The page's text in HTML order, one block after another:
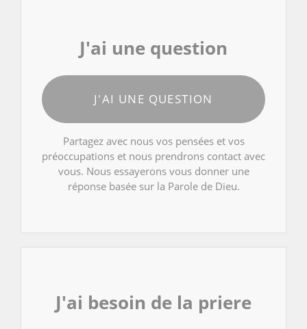
J'ai une question
J'AI UNE QUESTION
Partagez avec nous vos pensées et vos
préoccupations et nous prendrons contact avec
vous. Nous essayerons vous donner une
réponse basée sur la Parole de Dieu.
J'ai besoin de la priere